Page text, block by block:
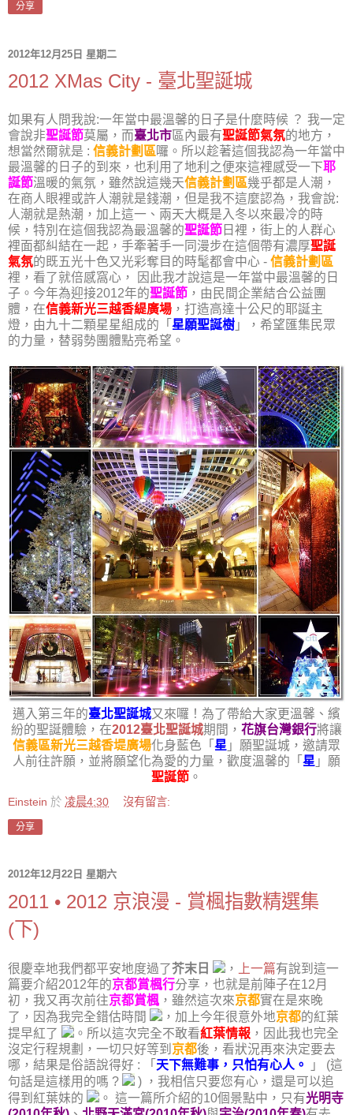
分享
2012年12月25日 星期二
2012 XMas City - 臺北聖誕城
如果有人問我說:一年當中最溫馨的日子是什麼時候 ？ 我一定
會說非聖誕節莫屬，而臺北市 區內最有聖誕節氣氛的地方，
想當然爾就是 : 信義計劃區囉。所以趁著這個我認為一年當中
最溫馨的日子的到來，也利用了地利之便來這裡感受一下耶
誕節溫暖的氣氛，雖然說這幾天信義計劃區幾乎都是人潮，
在商人眼裡或許人潮就是錢潮，但是我不這麼認為，我會說:
人潮就是熱潮，加上這一、兩天大概是入冬以來最冷的時
候，特別在這個我認為最溫馨的聖誕節 日裡，街上的人群心
裡面都糾結在一起，手牽著手一同漫步在這個帶有濃厚聖誕
氣氛的既五光十色又光彩奪目的時髦都會中心 - 信義計劃區
裡，看了就倍感窩心， 因此我才說這是一年當中最溫馨的日
子。今年為迎接2012年的聖誕節 ，由民間企業結合公益團
體，在信義新光三越香緹廣場 ，打造高達十公尺的耶誕主
燈，由九十二顆星星組成的「 星願聖誕樹 」，希望匯集民眾
的力量，替弱勢團體點亮希望。
邁入第三年的臺北聖誕城又來囉！為了帶給大家更溫馨、繽
紛的聖誕體驗，在2012臺北聖誕城期間， 花旗台灣銀行將讓
信義區新光三越香堤廣場化身藍色「 星 」願聖誕城，邀請眾
人前往許願，並將願望化為愛的力量，歡度溫馨的「 星 」願
聖誕節 。
Einstein 於 凌晨4:30 沒有留言:
分享
2012年12月22日 星期六
2011 • 2012 京浪漫 - 賞楓指數精選集
(下)
很慶幸地我們都平安地度過了芥末日 ， 上一篇有說到這一
篇要介紹2012年的京都賞楓行分享，也就是前陣子在12月
初，我又再次前往京都賞楓 ，雖然這次來京都實在是來晚
了，因為我完全錯估時間
， 加上今年很意外地京都的紅葉
提早紅了
。 所以這次完全不敢看紅葉情報 ，因此我也完全
沒定行程規劃，一切只好等到 京都後 ，看狀況再來決定要去
哪，結果是俗語說得好 : 「 天下無難事 ， 只怕有心人。
」 (這
句話是這樣用的嗎 ?
) ， 我相信只要您有心，還是可以追
得到紅葉妹的
。 這一篇所介紹的10個景點中，只有光明寺